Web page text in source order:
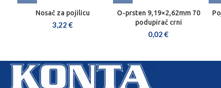
Nosač za pojilicu
3,22 €
O-prsten 9,19×2,62mm 70
podupirač crni
0,02 €